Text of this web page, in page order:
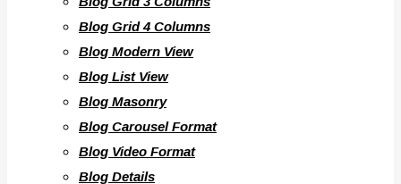
Blog Grid 4 Columns
Blog Modern View
Blog List View
Blog Masonry
Blog Carousel Format
Blog Video Format
Blog Details